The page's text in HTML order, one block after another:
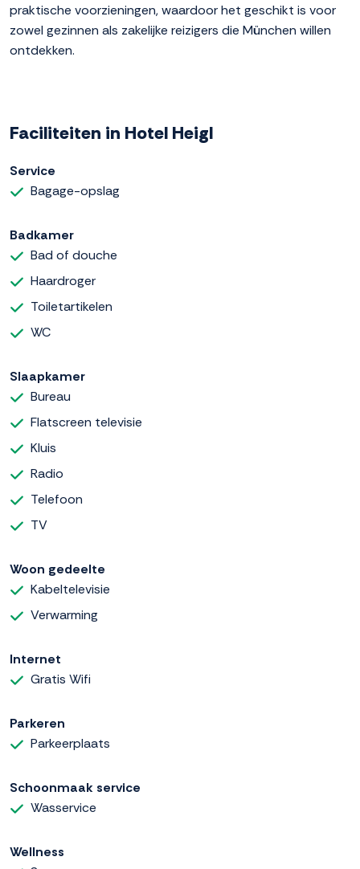
praktische voorzieningen, waardoor het geschikt is voor
zowel gezinnen als zakelijke reizigers die München willen
ontdekken.
Faciliteiten in Hotel Heigl
Service
Bagage-opslag
Badkamer
Bad of douche
Haardroger
Toiletartikelen
WC
Slaapkamer
Bureau
Flatscreen televisie
Kluis
Radio
Telefoon
TV
Woon gedeelte
Kabeltelevisie
Verwarming
Internet
Gratis Wifi
Parkeren
Parkeerplaats
Schoonmaak service
Wasservice
Wellness